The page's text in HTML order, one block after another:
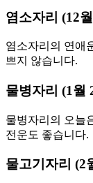
염소자리 (12
염소자리의 연애
쁘지 않습니다.
물병자리 (1월
물병자리의 오늘
전운도 좋습니다.
물고기자리 (2